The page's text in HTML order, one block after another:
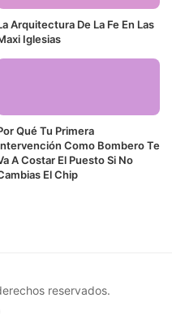
Arquitectura De La Fe En Las
Iglesias
Qué Tu Primera
Como Bombero Te
A Costar El Puesto Si No
El Chip
reservados.